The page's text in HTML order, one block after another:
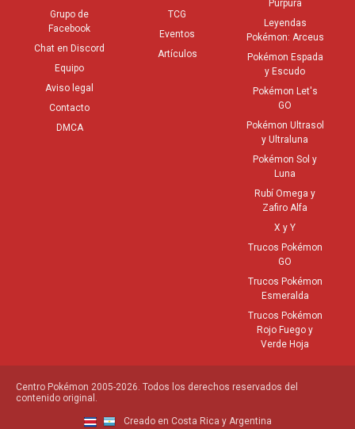
Grupo de
Facebook
Chat en Discord
Equipo
Aviso legal
Contacto
DMCA
TCG
Eventos
Artículos
Púrpura
Leyendas
Pokémon: Arceus
Pokémon Espada
y Escudo
Pokémon Let's
GO
Pokémon Ultrasol
y Ultraluna
Pokémon Sol y
Luna
Rubí Omega y
Zafiro Alfa
X y Y
Trucos Pokémon
GO
Trucos Pokémon
Esmeralda
Trucos Pokémon
Rojo Fuego y
Verde Hoja
Centro Pokémon 2005-2026. Todos los derechos reservados del
contenido original.
Creado en Costa Rica y Argentina